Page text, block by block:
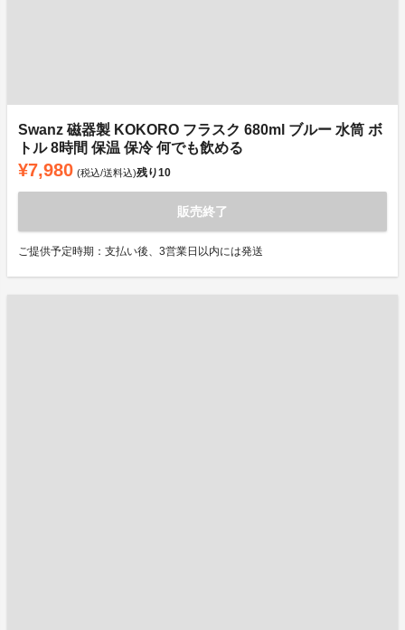
Swanz 磁器製 KOKORO フラスク 680ml ブルー 水筒 ボ
トル 8時間 保温 保冷 何でも飲める
¥7,980 (税込/送料込)残り10
販売終了
ご提供予定時期：支払い後、3営業日以内には発送